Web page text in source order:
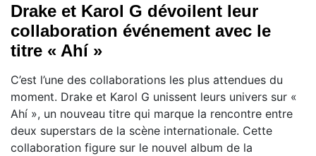
Drake et Karol G dévoilent leur
collaboration événement avec le
titre « Ahí »
C’est l’une des collaborations les plus attendues du
moment. Drake et Karol G unissent leurs univers sur «
Ahí », un nouveau titre qui marque la rencontre entre
deux superstars de la scène internationale. Cette
collaboration figure sur le nouvel album de la